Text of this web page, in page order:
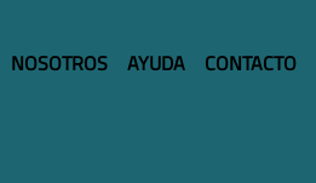
NOSOTROS AYUDA CONTACTO